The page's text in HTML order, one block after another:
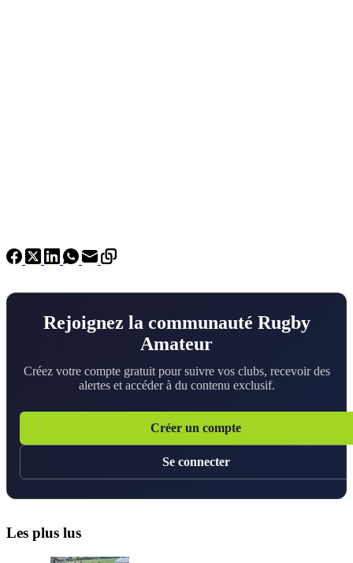
Rejoignez la communauté Rugby
Amateur
Créez votre compte gratuit pour suivre vos clubs, recevoir des
alertes et accéder à du contenu exclusif.
Créer un compte
Se connecter
Les plus lus